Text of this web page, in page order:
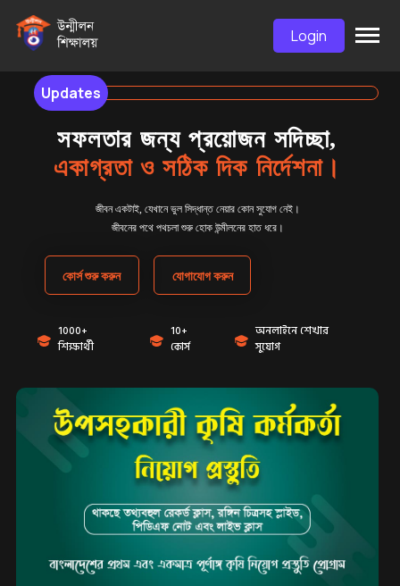
Login
Updates
সফলতার জন্য প্রয়োজন সদিচ্ছা,
একাগ্রতা ও সঠিক দিক নির্দেশনা।
জীবন একটাই, যেখানে ভুল সিদ্ধান্ত নেয়ার কোন সুযোগ নেই।
জীবনের পথে পথচলা শুরু হোক উন্মীলনের হাত ধরে।
কোর্স শুরু করুন যোগাযোগ করুন
1000+
শিক্ষার্থী
10+
কোর্স
অনলাইনে শেখার
সুযোগ